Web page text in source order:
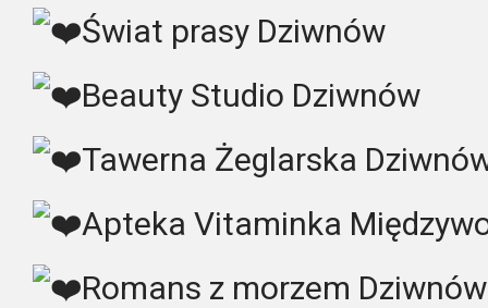
Świat prasy Dziwnów
Beauty Studio Dziwnów
Tawerna Żeglarska
Apteka Vitaminka
Romans z morzem